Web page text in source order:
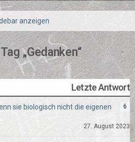
„Gedanken“
Letzte Antwort
sie biologisch nicht die eigenen
6
27. August 2023